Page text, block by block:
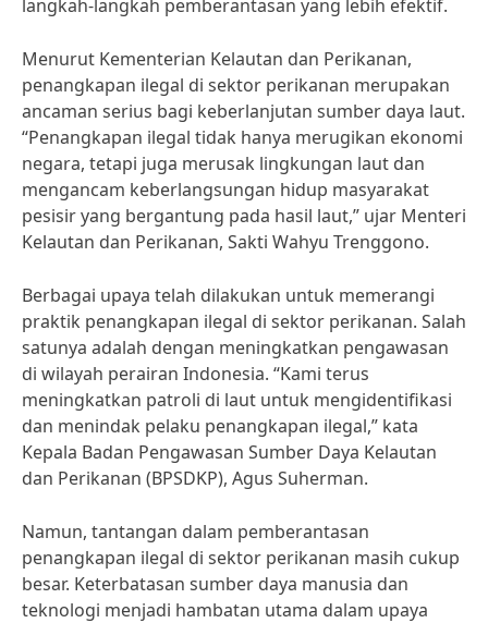
langkah-langkah pemberantasan yang lebih efektif.
Menurut Kementerian Kelautan dan Perikanan,
penangkapan ilegal di sektor perikanan merupakan
ancaman serius bagi keberlanjutan sumber daya laut.
“Penangkapan ilegal tidak hanya merugikan ekonomi
negara, tetapi juga merusak lingkungan laut dan
mengancam keberlangsungan hidup masyarakat
pesisir yang bergantung pada hasil laut,” ujar Menteri
Kelautan dan Perikanan, Sakti Wahyu Trenggono.
Berbagai upaya telah dilakukan untuk memerangi
praktik penangkapan ilegal di sektor perikanan. Salah
satunya adalah dengan meningkatkan pengawasan
di wilayah perairan Indonesia. “Kami terus
meningkatkan patroli di laut untuk mengidentifikasi
dan menindak pelaku penangkapan ilegal,” kata
Kepala Badan Pengawasan Sumber Daya Kelautan
dan Perikanan (BPSDKP), Agus Suherman.
Namun, tantangan dalam pemberantasan
penangkapan ilegal di sektor perikanan masih cukup
besar. Keterbatasan sumber daya manusia dan
teknologi menjadi hambatan utama dalam upaya